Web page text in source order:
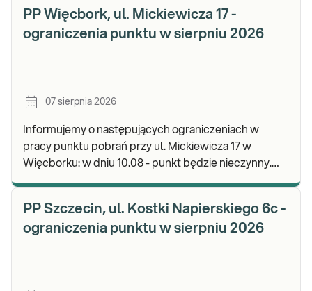
PP Więcbork, ul. Mickiewicza 17 -
ograniczenia punktu w sierpniu 2026
07 sierpnia 2026
Informujemy o następujących ograniczeniach w
pracy punktu pobrań przy ul. Mickiewicza 17 w
Więcborku: w dniu 10.08 - punkt będzie nieczynny.
PP Szczecin, ul. Kostki Napierskiego 6c -
ograniczenia punktu w sierpniu 2026